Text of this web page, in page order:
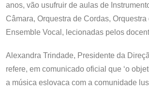
anos, vão usufruir de aulas de
Câmara, Orquestra de Cordas,
Ensemble Vocal, lecionadas pelos
Alexandra Trindade, Presidente da
refere, em comunicado oficial que ‘o
a música eslovaca com a comunidade